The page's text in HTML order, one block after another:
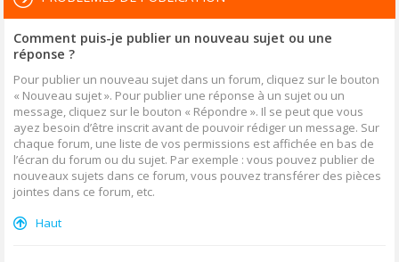
Comment puis-je publier un nouveau sujet ou une
réponse ?
Pour publier un nouveau sujet dans un forum, cliquez sur le bouton
« Nouveau sujet ». Pour publier une réponse à un sujet ou un
message, cliquez sur le bouton « Répondre ». Il se peut que vous
ayez besoin d’être inscrit avant de pouvoir rédiger un message. Sur
chaque forum, une liste de vos permissions est affichée en bas de
l’écran du forum ou du sujet. Par exemple : vous pouvez publier de
nouveaux sujets dans ce forum, vous pouvez transférer des pièces
jointes dans ce forum, etc.
Haut